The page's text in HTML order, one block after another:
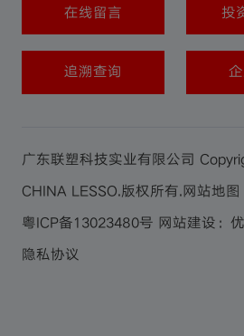
在线留言 投
追溯查询
广东联塑科技实业有限公司
CHINA LESSO.版权所有.网站地图
粤ICP备13023480号 网站建设：
隐私协议